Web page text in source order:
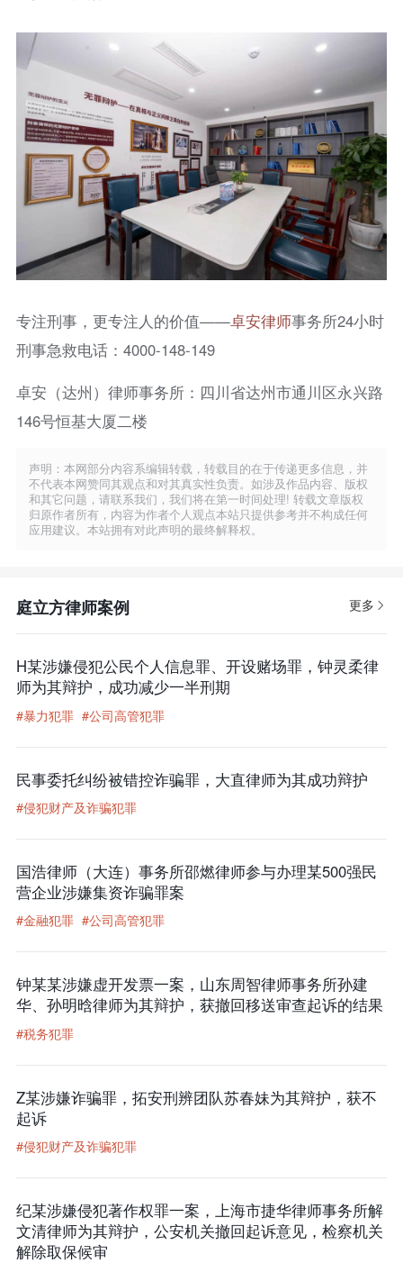
专注刑事，更专注人的价值——卓安律师事务所24小时
刑事急救电话：4000-148-149
卓安（达州）律师事务所：四川省达州市通川区永兴路
146号恒基大厦二楼
声明：本网部分内容系编辑转载，转载目的在于传递更多信息，并
不代表本网赞同其观点和对其真实性负责。如涉及作品内容、版权
和其它问题，请联系我们，我们将在第一时间处理! 转载文章版权
归原作者所有，内容为作者个人观点本站只提供参考并不构成任何
应用建议。本站拥有对此声明的最终解释权。
庭立方律师案例 更多
H某涉嫌侵犯公民个人信息罪、开设赌场罪，钟灵柔律
师为其辩护，成功减少一半刑期
#暴力犯罪 #公司高管犯罪
民事委托纠纷被错控诈骗罪，大直律师为其成功辩护
#侵犯财产及诈骗犯罪
国浩律师（大连）事务所邵燃律师参与办理某500强民
营企业涉嫌集资诈骗罪案
#金融犯罪 #公司高管犯罪
钟某某涉嫌虚开发票一案，山东周智律师事务所孙建
华、孙明晗律师为其辩护，获撤回移送审查起诉的结果
#税务犯罪
Z某涉嫌诈骗罪，拓安刑辨团队苏春妹为其辩护，获不
起诉
#侵犯财产及诈骗犯罪
纪某涉嫌侵犯著作权罪一案，上海市捷华律师事务所解
文清律师为其辩护，公安机关撤回起诉意见，检察机关
解除取保候审